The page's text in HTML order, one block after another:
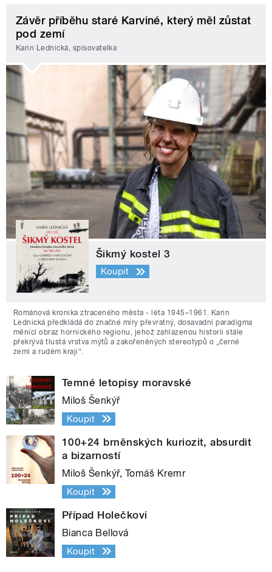
Závěr příběhu staré Karviné, který měl zůstat
pod zemí
Karin Lednická, spisovatelka
Šikmý kostel 3
Koupit
Románová kronika ztraceného města - léta 1945–1961. Karin
Lednická předkládá do značné míry převratný, dosavadní paradigma
měnící obraz hornického regionu, jehož zahlazenou historii stále
překrývá tlustá vrstva mýtů a zakořeněných stereotypů o „černé
zemi a rudém kraji“.
Temné letopisy moravské
Miloš Šenkýř
Koupit
100+24 brněnských kuriozit, absurdit
a bizarností
Miloš Šenkýř, Tomáš Kremr
Koupit
Případ Holečkovi
Bianca Bellová
Koupit